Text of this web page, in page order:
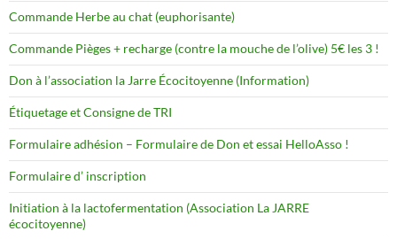
Commande Herbe au chat (euphorisante)
Commande Pièges + recharge (contre la mouche de l’olive) 5€ les 3 !
Don à l’association la Jarre Écocitoyenne (Information)
Étiquetage et Consigne de TRI
Formulaire adhésion – Formulaire de Don et essai HelloAsso !
Formulaire d’ inscription
Initiation à la lactofermentation (Association La JARRE
écocitoyenne)